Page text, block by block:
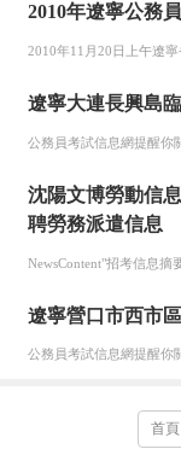
2010年遼寧公務
遼寧大連長興島
沈陽文博勞動信
聘勞務派遣信息
遼寧營口市西市
首頁